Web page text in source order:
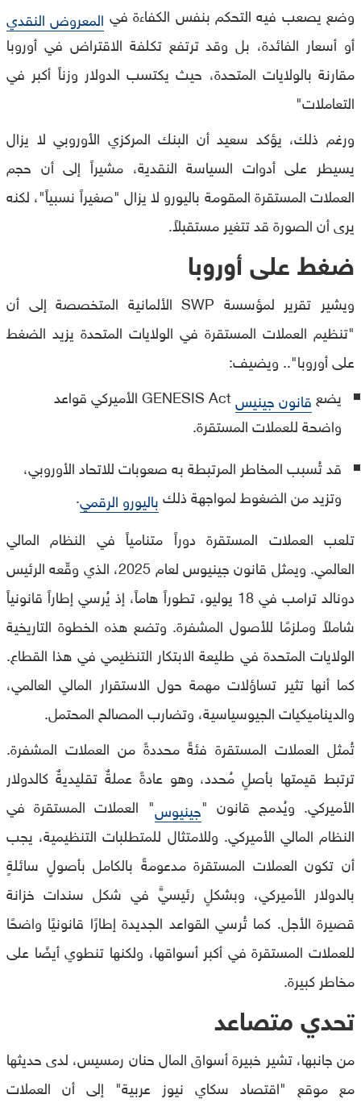
وضع يصعب فيه التحكم بنفس الكفاءة في المعروض النقدي
أو أسعار الفائدة، بل وقد ترتفع تكلفة الاقتراض في أوروبا
مقارنة بالولايات المتحدة، حيث يكتسب الدولار وزناً أكبر في
التعاملات"
ورغم ذلك، يؤكد سعيد أن البنك المركزي الأوروبي لا يزال
يسيطر على أدوات السياسة النقدية، مشيراً إلى أن حجم
العملات المستقرة المقومة باليورو لا يزال "صغيراً نسبياً"، لكنه
يرى أن الصورة قد تتغير مستقبلاً.
ضغط على أوروبا
ويشير تقرير لمؤسسة SWP الألمانية المتخصصة إلى أن
"تنظيم العملات المستقرة في الولايات المتحدة يزيد الضغط
على أوروبا".. ويضيف:
يضع قانون جينيس
GENESIS Act الأميركي قواعد
واضحة للعملات المستقرة.
قد تُسبب المخاطر المرتبطة به صعوبات للاتحاد الأوروبي،
وتزيد من الضغوط لمواجهة ذلكباليورو الرقمي.
تلعب العملات المستقرة دوراً متنامياً في النظام المالي
العالمي. ويمثل قانون جينيوس لعام 2025، الذي وقّعه الرئيس
دونالد ترامب في 18 يوليو، تطوراً هاماً، إذ يُرسي إطاراً قانونياً
شاملاً وملزمًا للأصول المشفرة. وتضع هذه الخطوة التاريخية
الولايات المتحدة في طليعة الابتكار التنظيمي في هذا القطاع.
كما أنها تثير تساؤلات مهمة حول الاستقرار المالي العالمي،
والديناميكيات الجيوسياسية، وتضارب المصالح المحتمل.
تُمثل العملات المستقرة فئةً محددةً من العملات المشفرة.
ترتبط قيمتها بأصلٍ مُحدد، وهو عادةً عملةٌ تقليديةٌ كالدولار
الأميركي. ويُدمج قانون "جينيوس" العملات المستقرة في
النظام المالي الأميركي. وللامتثال للمتطلبات التنظيمية، يجب
أن تكون العملات المستقرة مدعومةً بالكامل بأصولٍ سائلةٍ
بالدولار الأميركي، وبشكلٍ رئيسيٍّ في شكل سندات خزانة
قصيرة الأجل. كما تُرسي القواعد الجديدة إطارًا قانونيًا واضحًا
للعملات المستقرة في أكبر أسواقها، ولكنها تنطوي أيضًا على
مخاطر كبيرة.
تحدي متصاعد
من جانبها، تشير خبيرة أسواق المال حنان رمسيس، لدى حديثها
مع موقع "اقتصاد سكاي نيوز عربية" إلى أن العملات